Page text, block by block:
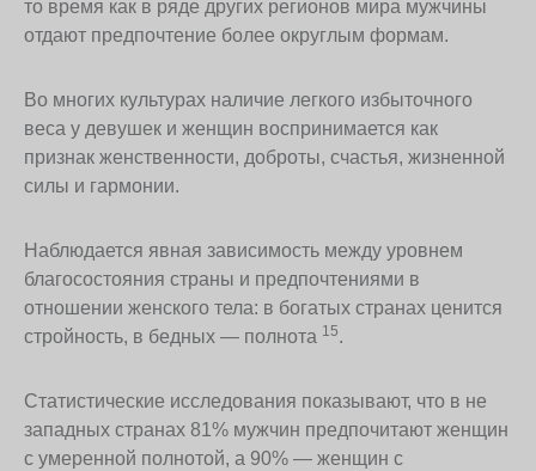
то время как в ряде других регионов мира мужчины
отдают предпочтение более округлым формам.
Во многих культурах наличие легкого избыточного
веса у девушек и женщин воспринимается как
признак женственности, доброты, счастья, жизненной
силы и гармонии.
Наблюдается явная зависимость между уровнем
благосостояния страны и предпочтениями в
отношении женского тела: в богатых странах ценится
стройность, в бедных — полнота 15.
Статистические исследования показывают, что в не
западных странах 81% мужчин предпочитают женщин
с умеренной полнотой, а 90% — женщин с